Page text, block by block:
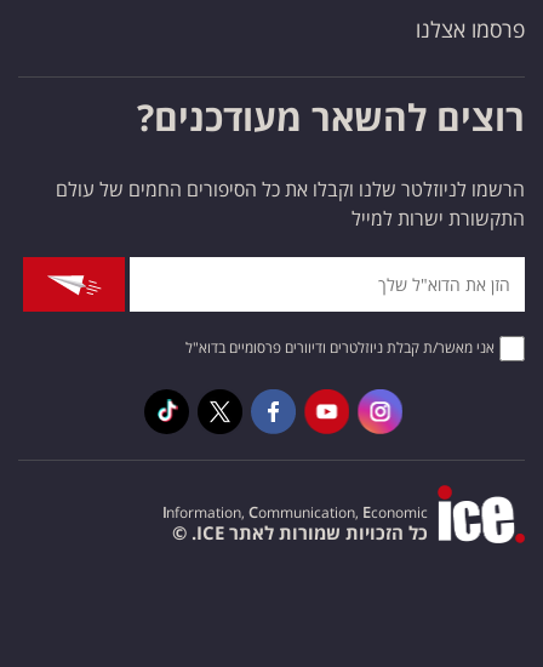
פרסמו אצלנו
רוצים להשאר מעודכנים?
הרשמו לניוזלטר שלנו וקבלו את כל הסיפורים החמים של עולם
התקשורת ישרות למייל
אני מאשר/ת קבלת ניוזלטרים ודיוורים פרסומיים בדוא"ל
Information, Communication, Economic
כל הזכויות שמורות לאתר ICE. ©